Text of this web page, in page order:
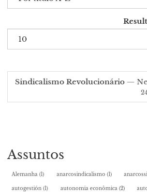
Sindicalismo Revolucionário —
Assuntos
Alemanha (1) anarcosindicalismo (1)
autogestión (1) autonomia econômica (2)